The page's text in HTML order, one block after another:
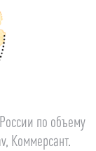
по объему
Коммерсант.